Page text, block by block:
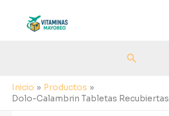
contenido
Buscar
Inicio
Productos
Dolo-Calambrin Tabletas Recubiertas